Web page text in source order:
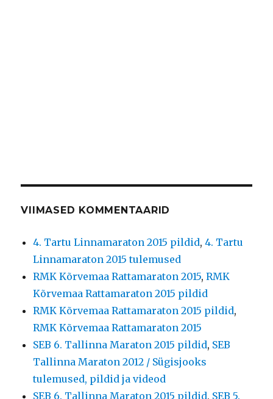
VIIMASED KOMMENTAARID
4. Tartu Linnamaraton 2015 pildid,4. Tartu
Linnamaraton 2015 tulemused
RMK Kõrvemaa Rattamaraton 2015,RMK
Kõrvemaa Rattamaraton 2015 pildid
RMK Kõrvemaa Rattamaraton 2015 pildid,
RMK Kõrvemaa Rattamaraton 2015
SEB 6. Tallinna Maraton 2015 pildid, SEB
Tallinna Maraton 2012 / Sügisjooks
tulemused, pildid ja videod
SEB 6. Tallinna Maraton 2015 pildid, SEB 5.